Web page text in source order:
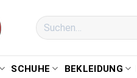
SCHUHE BEKLEIDUNG